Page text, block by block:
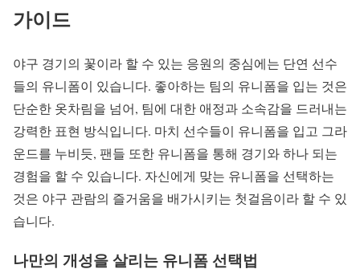
가이드
야구 경기의 꽃이라 할 수 있는 응원의 중심에는 단연 선수
들의 유니폼이 있습니다. 좋아하는 팀의 유니폼을 입는 것은
단순한 옷차림을 넘어, 팀에 대한 애정과 소속감을 드러내는
강력한 표현 방식입니다. 마치 선수들이 유니폼을 입고 그라
운드를 누비듯, 팬들 또한 유니폼을 통해 경기와 하나 되는
경험을 할 수 있습니다. 자신에게 맞는 유니폼을 선택하는
것은 야구 관람의 즐거움을 배가시키는 첫걸음이라 할 수 있
습니다.
나만의 개성을 살리는 유니폼 선택법